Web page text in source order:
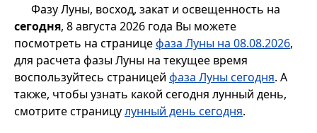
Фазу Луны, восход, закат и освещенность на
сегодня, 8 августа 2026 года Вы можете
посмотреть на страницефаза Луны на 08.08.2026,
для расчета фазы Луны на текущее время
воспользуйтесь страницей фаза Луны сегодня. А
также, чтобы узнать какой сегодня лунный день,
смотрите страницулунный день сегодня.